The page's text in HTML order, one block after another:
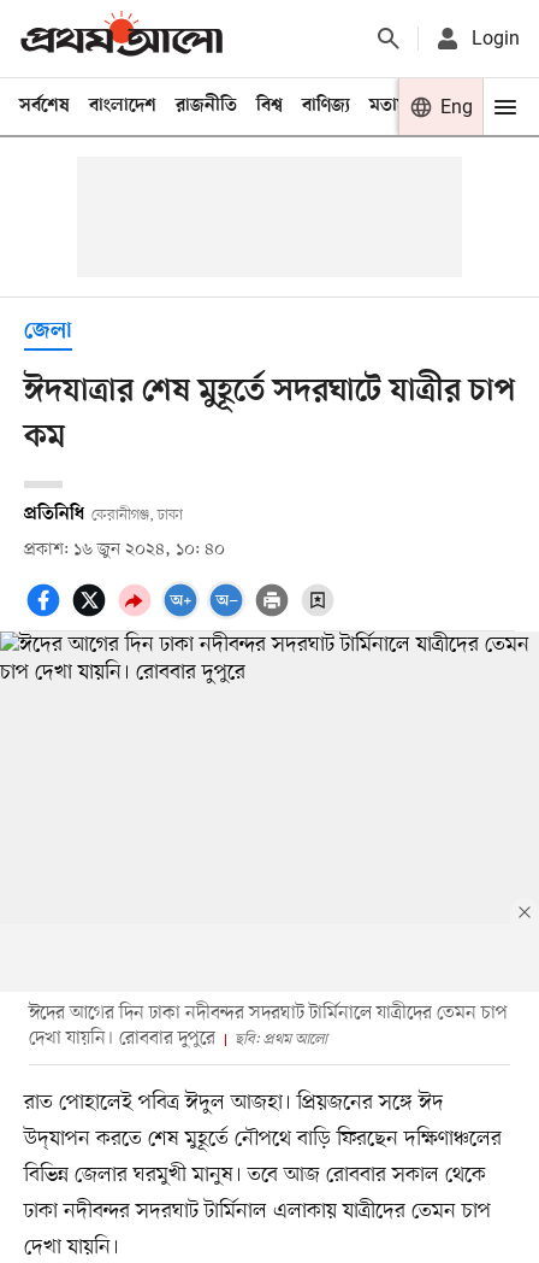
Login
সর্বশেষ বাংলাদেশ রাজনীতি বিশ্ব বাণিজ্য মতামত খেলা
Eng
জেলা
ঈদযাত্রার শেষ মুহূর্তে সদরঘাটে যাত্রীর চাপ
কম
প্রতিনিধি কেরানীগঞ্জ, ঢাকা
প্রকাশ: ১৬ জুন ২০২৪, ১০: ৪০
ঈদের আগের দিন ঢাকা নদীবন্দর সদরঘাট টার্মিনালে যাত্রীদের তেমন চাপ
দেখা যায়নি। রোববার দুপুরে
ছবি: প্রথম আলো
রাত পোহালেই পবিত্র ঈদুল আজহা। প্রিয়জনের সঙ্গে ঈদ
উদ্‌যাপন করতে শেষ মুহূর্তে নৌপথে বাড়ি ফিরছেন দক্ষিণাঞ্চলের
বিভিন্ন জেলার ঘরমুখী মানুষ। তবে আজ রোববার সকাল থেকে
ঢাকা নদীবন্দর সদরঘাট টার্মিনাল এলাকায় যাত্রীদের তেমন চাপ
দেখা যায়নি।